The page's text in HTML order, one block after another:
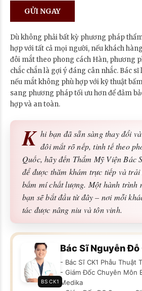
Dù không phải bất kỳ phương pháp
hợp với tất cả mọi người, nếu khách
đôi mắt theo phong cách Hàn, phương
chắc chắn là gợi ý đáng cân nhắc. Bác
nếu mắt không phù hợp với kỹ thuật
sang phương pháp tối ưu hơn để đảm
hợp và an toàn.
K hi bạn đã sẵn sàng thay đổi
đôi mắt rõ nếp, tinh tế theo
Quốc, hãy đến Thẩm Mỹ Viện Bác
để được thăm khám trực tiếp và
bấm mí chất lượng. Một hành trình
bạn sẽ bắt đầu từ đây – nơi mỗi
tác được nâng niu và tôn vinh.
BS CK1
Bác Sĩ Nguyễn Đỗ
- Bác Sĩ CK1 Phẫu Thuật
- Giám Đốc Chuyên Môn
Medika